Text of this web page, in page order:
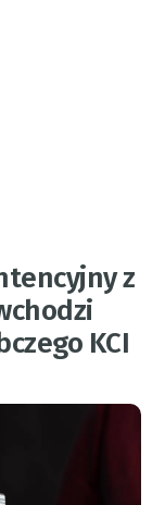
z
KCI